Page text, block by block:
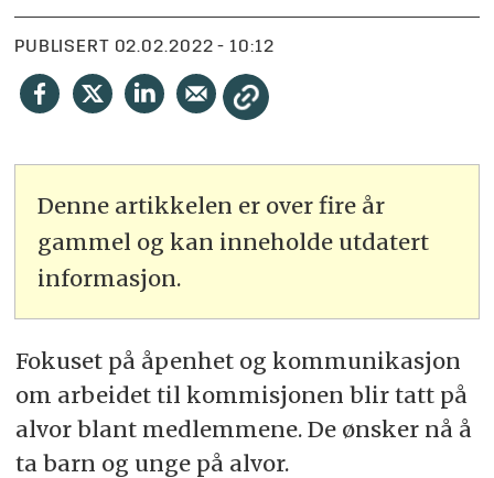
PUBLISERT 02.02.2022 - 10:12
Denne artikkelen er over fire år
gammel og kan inneholde utdatert
informasjon.
Fokuset på åpenhet og kommunikasjon
om arbeidet til kommisjonen blir tatt på
alvor blant medlemmene. De ønsker nå å
ta barn og unge på alvor.